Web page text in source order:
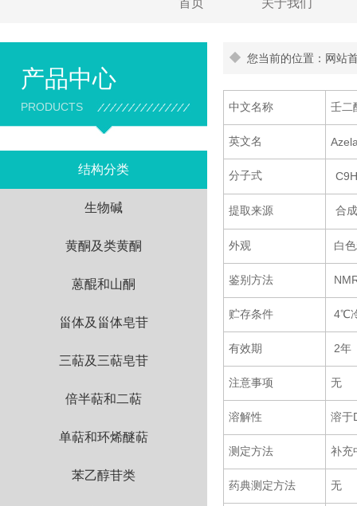
首页 关于我们
产品中心
PRODUCTS
结构分类
生物碱
黄酮及类黄酮
蒽醌和山酮
甾体及甾体皂苷
三萜及三萜皂苷
倍半萜和二萜
单萜和环烯醚萜
苯乙醇苷类
您当前的位置：网站
中文名称 壬二
英文名
分子式
提取来源 合成
外观 白
4℃
2年
无
鉴别方法
贮存条件
有效期
注意事项
溶解性 溶于
测定方法 补充
药典测定方法 无